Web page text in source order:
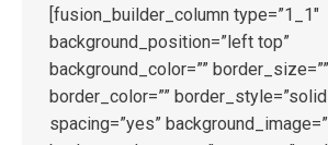
[fusion_builder_column type=”1_1″
background_position=”left top”
background_color=”” border_size=””
border_color=””
spacing=”yes”